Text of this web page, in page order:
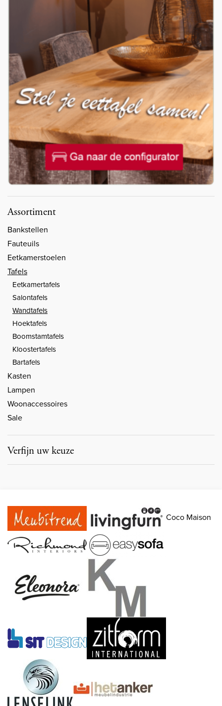
Assortiment
Bankstellen
Fauteuils
Eetkamerstoelen
Tafels
Eetkamertafels
Salontafels
Wandtafels
Hoektafels
Boomstamtafels
Kloostertafels
Bartafels
Kasten
Lampen
Woonaccessoires
Sale
Verfijn uw keuze
Coco Maison